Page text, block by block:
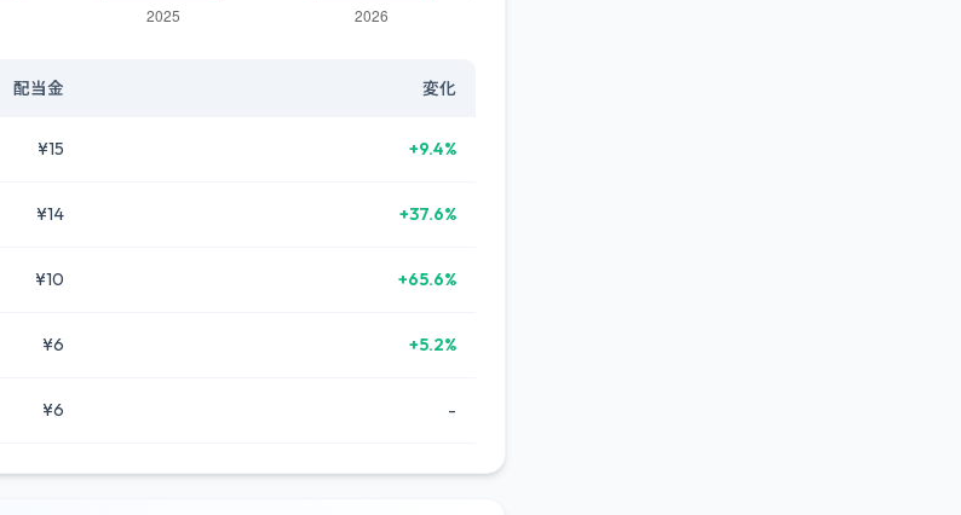
配当金 変化
¥15 +9.4%
¥14 +37.6%
¥10 +65.6%
¥6 +5.2%
¥6 -